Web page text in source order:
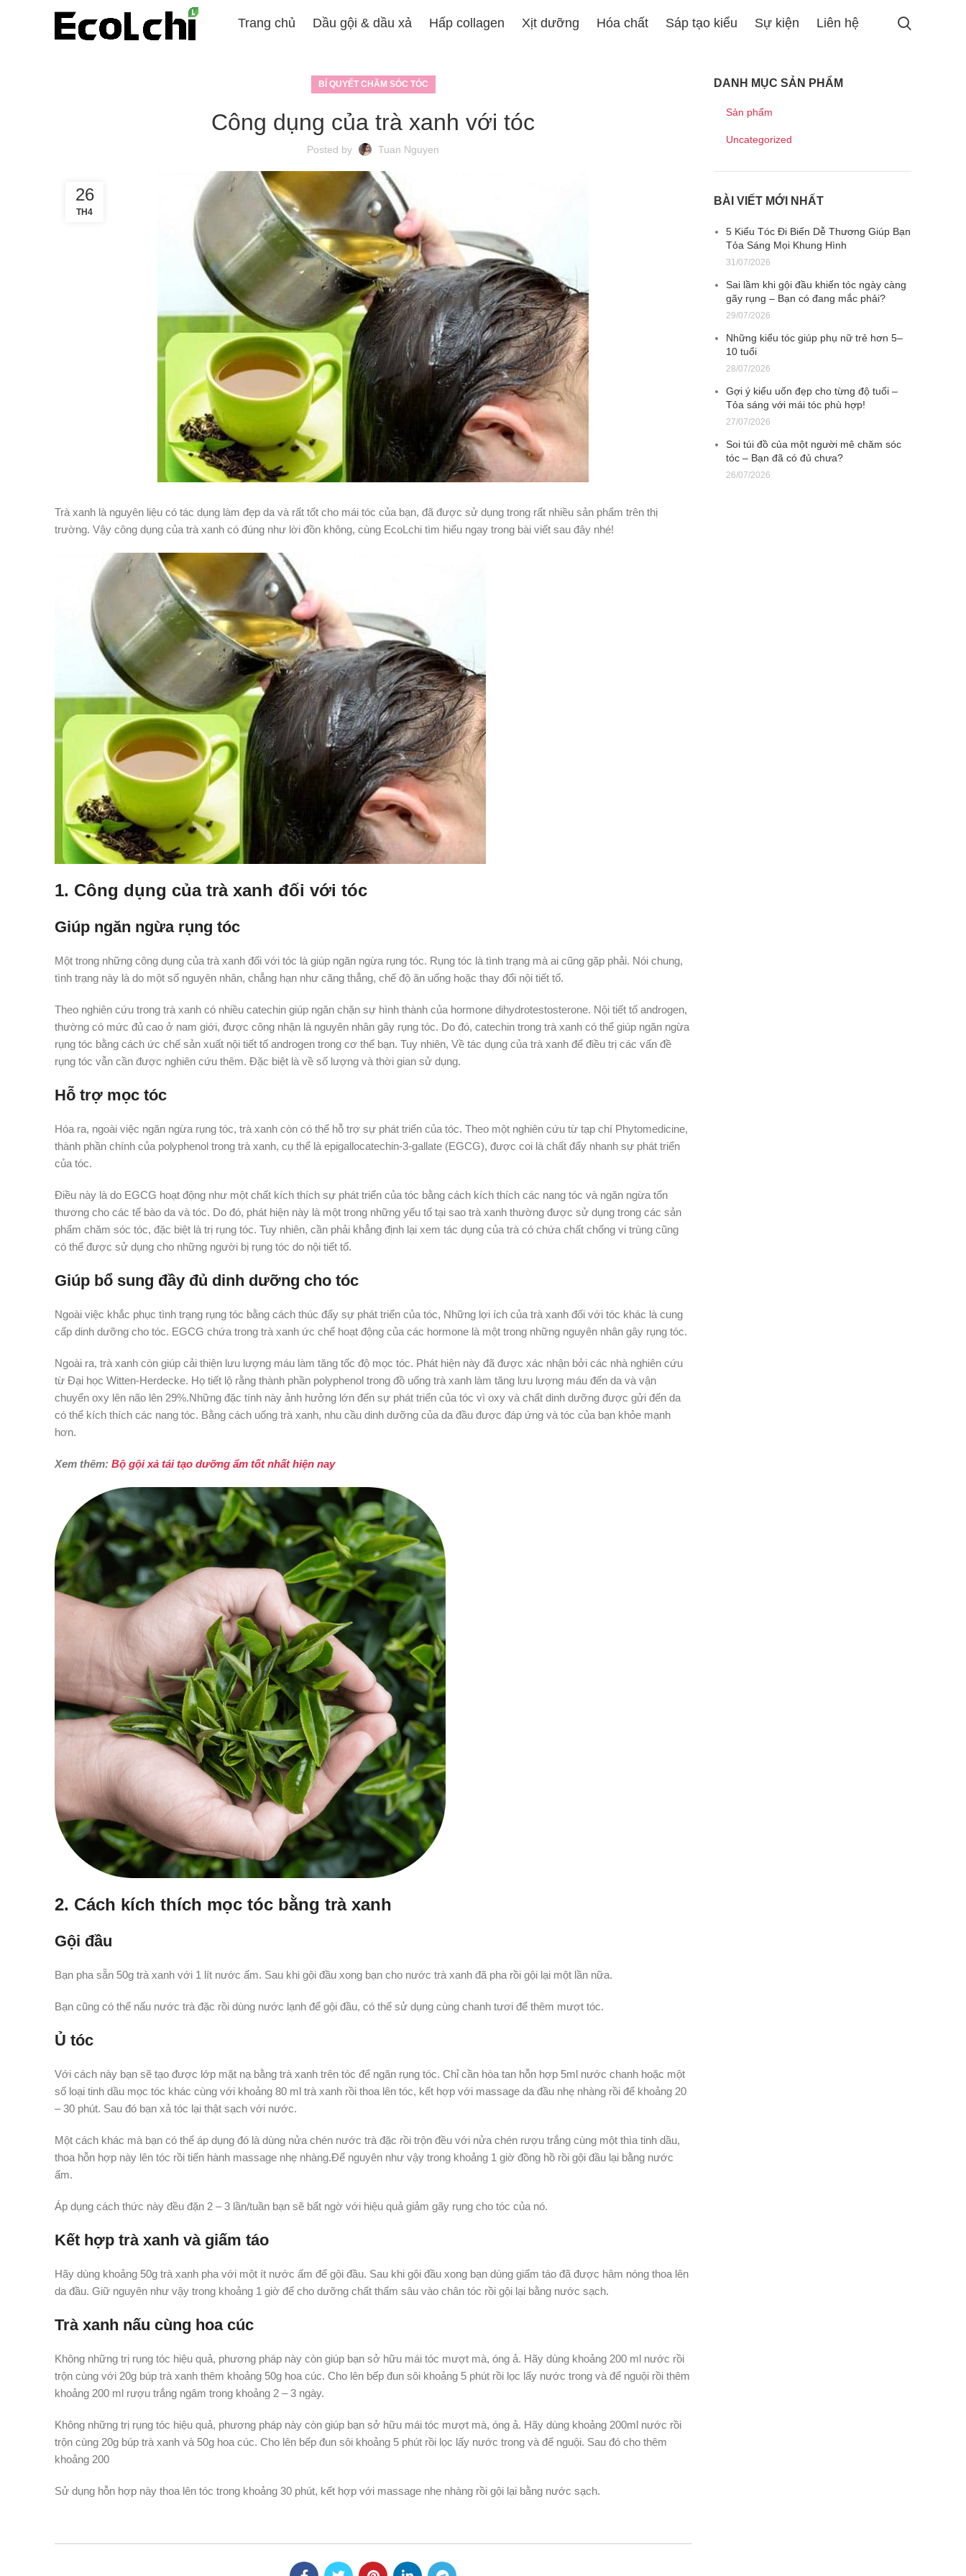
Trang chủ Dầu gội & dầu xả Hấp collagen Xịt dưỡng Hóa chất Sáp tạo kiểu Sự kiện Liên hệ
BÍ QUYẾT CHĂM SÓC TÓC
Công dụng của trà xanh với tóc
Posted by Tuan Nguyen
26
TH4
Trà xanh là nguyên liệu có tác dụng làm đẹp da và rất tốt cho mái tóc của bạn, đã được sử dụng trong rất nhiều sản phẩm trên thị
trường. Vậy công dụng của trà xanh có đúng như lời đồn không, cùng EcoLchi tìm hiểu ngay trong bài viết sau đây nhé!
1. Công dụng của trà xanh đối với tóc
Giúp ngăn ngừa rụng tóc
Một trong những công dụng của trà xanh đối với tóc là giúp ngăn ngừa rụng tóc. Rụng tóc là tình trạng mà ai cũng gặp phải. Nói chung,
tình trạng này là do một số nguyên nhân, chẳng hạn như căng thẳng, chế độ ăn uống hoặc thay đổi nội tiết tố.
Theo nghiên cứu trong trà xanh có nhiều catechin giúp ngăn chặn sự hình thành của hormone dihydrotestosterone. Nội tiết tố androgen,
thường có mức đủ cao ở nam giới, được công nhận là nguyên nhân gây rụng tóc. Do đó, catechin trong trà xanh có thể giúp ngăn ngừa
rụng tóc bằng cách ức chế sản xuất nội tiết tố androgen trong cơ thể bạn. Tuy nhiên, Về tác dụng của trà xanh để điều trị các vấn đề
rụng tóc vẫn cần được nghiên cứu thêm. Đặc biệt là về số lượng và thời gian sử dụng.
Hỗ trợ mọc tóc
Hóa ra, ngoài việc ngăn ngừa rụng tóc, trà xanh còn có thể hỗ trợ sự phát triển của tóc. Theo một nghiên cứu từ tạp chí Phytomedicine,
thành phần chính của polyphenol trong trà xanh, cụ thể là epigallocatechin-3-gallate (EGCG), được coi là chất đẩy nhanh sự phát triển
của tóc.
Điều này là do EGCG hoạt động như một chất kích thích sự phát triển của tóc bằng cách kích thích các nang tóc và ngăn ngừa tổn
thương cho các tế bào da và tóc. Do đó, phát hiện này là một trong những yếu tố tại sao trà xanh thường được sử dụng trong các sản
phẩm chăm sóc tóc, đặc biệt là trị rụng tóc. Tuy nhiên, cần phải khẳng định lại xem tác dụng của trà có chứa chất chống vi trùng cũng
có thể được sử dụng cho những người bị rụng tóc do nội tiết tố.
Giúp bổ sung đầy đủ dinh dưỡng cho tóc
Ngoài việc khắc phục tình trạng rụng tóc bằng cách thúc đẩy sự phát triển của tóc, Những lợi ích của trà xanh đối với tóc khác là cung
cấp dinh dưỡng cho tóc. EGCG chứa trong trà xanh ức chế hoạt động của các hormone là một trong những nguyên nhân gây rụng tóc.
Ngoài ra, trà xanh còn giúp cải thiện lưu lượng máu làm tăng tốc độ mọc tóc. Phát hiện này đã được xác nhận bởi các nhà nghiên cứu
từ Đại học Witten-Herdecke. Họ tiết lộ rằng thành phần polyphenol trong đồ uống trà xanh làm tăng lưu lượng máu đến da và vận
chuyển oxy lên não lên 29%.Những đặc tính này ảnh hưởng lớn đến sự phát triển của tóc vì oxy và chất dinh dưỡng được gửi đến da
có thể kích thích các nang tóc. Bằng cách uống trà xanh, nhu cầu dinh dưỡng của da đầu được đáp ứng và tóc của bạn khỏe mạnh
hơn.
Xem thêm: Bộ gội xả tái tạo dưỡng ẩm tốt nhất hiện nay
2. Cách kích thích mọc tóc bằng trà xanh
Gội đầu
Bạn pha sẵn 50g trà xanh với 1 lít nước ấm. Sau khi gội đầu xong bạn cho nước trà xanh đã pha rồi gội lại một lần nữa.
Bạn cũng có thể nấu nước trà đặc rồi dùng nước lạnh để gội đầu, có thể sử dụng cùng chanh tươi để thêm mượt tóc.
Ủ tóc
Với cách này bạn sẽ tạo được lớp mặt nạ bằng trà xanh trên tóc để ngăn rụng tóc. Chỉ cần hòa tan hỗn hợp 5ml nước chanh hoặc một
số loại tinh dầu mọc tóc khác cùng với khoảng 80 ml trà xanh rồi thoa lên tóc, kết hợp với massage da đầu nhẹ nhàng rồi để khoảng 20
– 30 phút. Sau đó bạn xả tóc lại thật sạch với nước.
Một cách khác mà bạn có thể áp dụng đó là dùng nửa chén nước trà đặc rồi trộn đều với nửa chén rượu trắng cùng một thìa tinh dầu,
thoa hỗn hợp này lên tóc rồi tiến hành massage nhẹ nhàng.Để nguyên như vậy trong khoảng 1 giờ đồng hồ rồi gội đầu lại bằng nước
ấm.
Áp dụng cách thức này đều đặn 2 – 3 lần/tuần bạn sẽ bất ngờ với hiệu quả giảm gãy rụng cho tóc của nó.
Kết hợp trà xanh và giấm táo
Hãy dùng khoảng 50g trà xanh pha với một ít nước ấm để gội đầu. Sau khi gội đầu xong bạn dùng giấm táo đã được hâm nóng thoa lên
da đầu. Giữ nguyên như vậy trong khoảng 1 giờ để cho dưỡng chất thấm sâu vào chân tóc rồi gội lại bằng nước sạch.
Trà xanh nấu cùng hoa cúc
Không những trị rụng tóc hiệu quả, phương pháp này còn giúp bạn sở hữu mái tóc mượt mà, óng ả. Hãy dùng khoảng 200 ml nước rồi
trộn cùng với 20g búp trà xanh thêm khoảng 50g hoa cúc. Cho lên bếp đun sôi khoảng 5 phút rồi lọc lấy nước trong và để nguội rồi thêm
khoảng 200 ml rượu trắng ngâm trong khoảng 2 – 3 ngày.
Không những trị rụng tóc hiệu quả, phương pháp này còn giúp bạn sở hữu mái tóc mượt mà, óng ả. Hãy dùng khoảng 200ml nước rồi
trộn cùng 20g búp trà xanh và 50g hoa cúc. Cho lên bếp đun sôi khoảng 5 phút rồi lọc lấy nước trong và để nguội. Sau đó cho thêm
khoảng 200
Sử dụng hỗn hợp này thoa lên tóc trong khoảng 30 phút, kết hợp với massage nhẹ nhàng rồi gội lại bằng nước sạch.
DANH MỤC SẢN PHẨM
Sản phẩm
Uncategorized
BÀI VIẾT MỚI NHẤT
5 Kiểu Tóc Đi Biển Dễ Thương Giúp Bạn
Tỏa Sáng Mọi Khung Hình
31/07/2026
Sai lầm khi gội đầu khiến tóc ngày càng
gãy rụng – Bạn có đang mắc phải?
29/07/2026
Những kiểu tóc giúp phụ nữ trẻ hơn 5–
10 tuổi
28/07/2026
Gợi ý kiểu uốn đẹp cho từng độ tuổi –
Tỏa sáng với mái tóc phù hợp!
27/07/2026
Soi túi đồ của một người mê chăm sóc
tóc – Bạn đã có đủ chưa?
26/07/2026